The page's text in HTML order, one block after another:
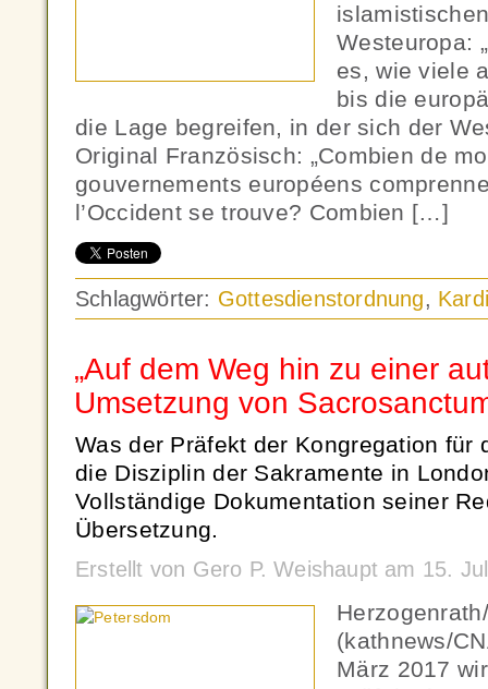
Westeuropa:
es, wie viele
bis die
die Lage begreifen, in der sich der
Original Französisch: „Combien de
gouvernements européens
l’Occident se trouve? Combien […]
Schlagwörter: Gottesdienstordnung,
„Auf dem Weg hin zu einer
Umsetzung von
Was der Präfekt der Kongregation für
die Disziplin der Sakramente in
Vollständige Dokumentation seiner
Übersetzung.
Erstellt von Gero P. Weishaupt am 15.
(kathnews/
März 2017